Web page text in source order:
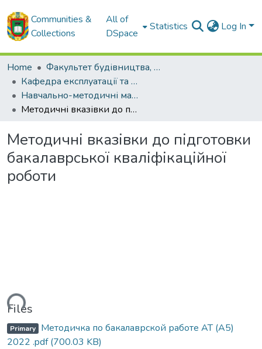
Communities &
Collections
All of
DSpace
Statistics Log In
Home
Факультет будівництва, транспорту та енергетики
Кафедра експлуатації та ремонту машин
Навчально-методичні матеріали кафедри ЕРМ
Методичні вказівки до підготовки бакалаврської кваліфікаційної роботи
Методичні вказівки до підготовки
бакалаврської кваліфікаційної
роботи
Files
Primary Методичка по бакалаврской работе АТ (А5)
2022 .pdf(700.03 KB)